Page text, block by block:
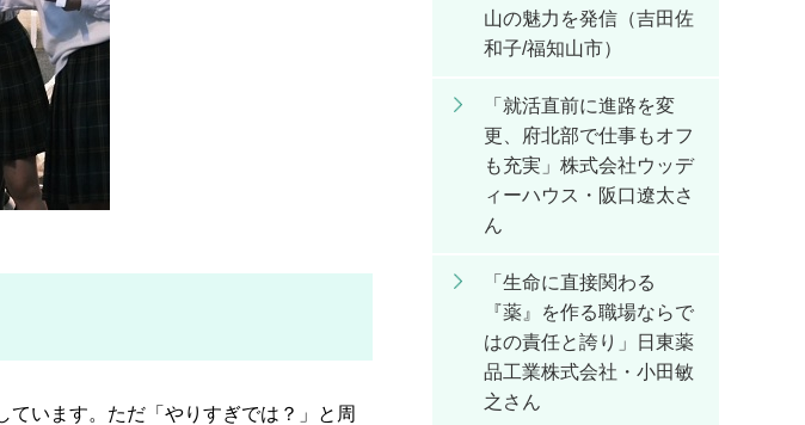
ています。ただ「やりすぎでは？」と周
山の魅力を発信（吉田佐
和子/福知山市）
「就活直前に進路を変
更、府北部で仕事もオフ
も充実」株式会社ウッデ
ィーハウス・阪口遼太さ
ん
「生命に直接関わる
『薬』を作る職場ならで
はの責任と誇り」日東薬
品工業株式会社・小田敏
之さん